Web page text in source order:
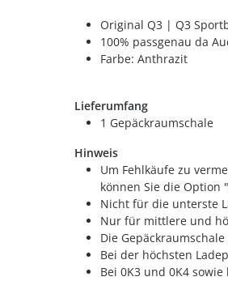
Original Q3 | Q3
100% passgenau da
Farbe: Anthrazit
Lieferumfang
1 Gepäckraumschale
Hinweis
Um Fehlkäufe zu
können Sie die Option
Nicht für die unterste
Nur für mittlere und
Die
Bei der höchsten
Bei 0K3 und 0K4